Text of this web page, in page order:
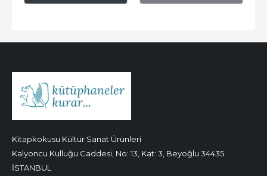
Kitapkokusu Kültür Sanat Ürünleri
Kalyoncu Kulluğu Caddesi, No: 13, Kat: 3, Beyoğlu 34435
İSTANBUL